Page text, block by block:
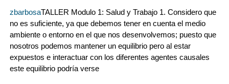
zbarbosaTALLER Modulo 1: Salud y Trabajo 1. Considero que
no es suficiente, ya que debemos tener en cuenta el medio
ambiente o entorno en el que nos desenvolvemos; puesto que
nosotros podemos mantener un equilibrio pero al estar
expuestos e interactuar con los diferentes agentes causales
este equilibrio podría verse